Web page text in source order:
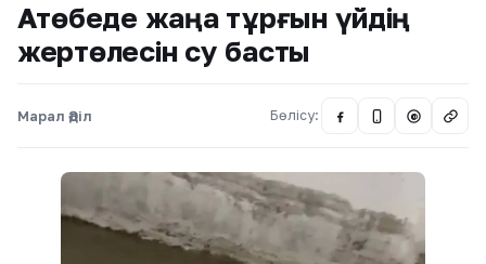
Ақтөбеде жаңа тұрғын үйдің
жертөлесін су басты
Марал Әділ Бөлісу: @